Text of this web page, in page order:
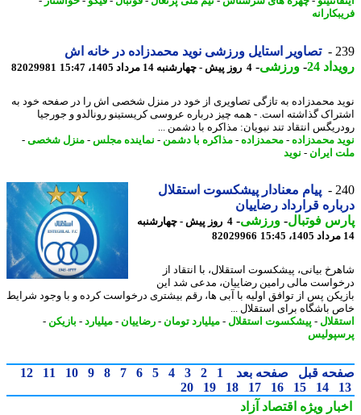
تصاویر استایل ورزشی نوید محمدزاده در خانه اش
24
-ورزشی-4 روز پیش - چهارشنبه 14 مرداد 1405، 15:47 82029981
محمدزاده به تازگی تصاویری از خود در منزل شخصی اش را در صفحه خود به
گذاشته است. - همه چیز درباره عروسی کریستینو رونالدو و جورجیا
انتقاد تند نبویان: مذاکره با دشمن ...
محمدزاده- محمدزاده- مذاکره با دشمن-نماینده مجلس-منزل شخصی-
ایران - نوید
پیام معنادار پیشکسوت استقلال
قرارداد رضاییان
فوتبال-ورزشی-
4 روز پیش - چهارشنبه
82029966
بیانی، پیشکسوت استقلال، با انتقاد از
مالی رامین رضاییان، مدعی شد این
پس از توافق اولیه با آبی ها، رقم بیشتری درخواست کرده و با وجود شرایط
باشگاه برای استقلال ...
-پیشکسوت استقلال-میلیارد تومان-رضاییان-میلیارد-بازیکن -
قبل صفحه بعد 1
2
3
4
5
6
7
8
9
10
11
12
14
15
16
17
18
19
20
ویژهاقتصاد آزاد